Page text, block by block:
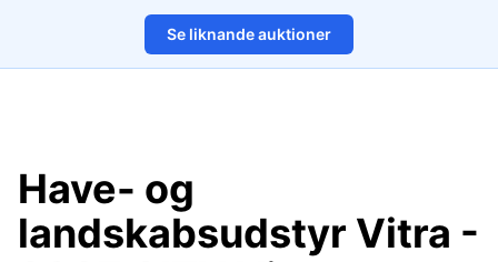
Se liknande auktioner
1/58
Have- og
landskabsudstyr Vitra -